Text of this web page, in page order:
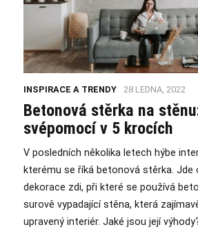
INSPIRACE A TRENDY 28 LEDNA, 2022
Betonová stěrka na
svépomocí v 5 krocích
V posledních několika letech hýbe
kterému se říká betonová stěrka. Jde
dekorace zdi, při které se používá
surově vypadající stěna, která
upravený interiér. Jaké jsou její